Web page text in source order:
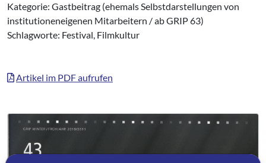
Kategorie: Gastbeitrag (ehemals Selbstdarstellungen von
institutioneneigenen Mitarbeitern / ab GRIP 63)
Schlagworte: Festival, Filmkultur
Artikel im PDF aufrufen